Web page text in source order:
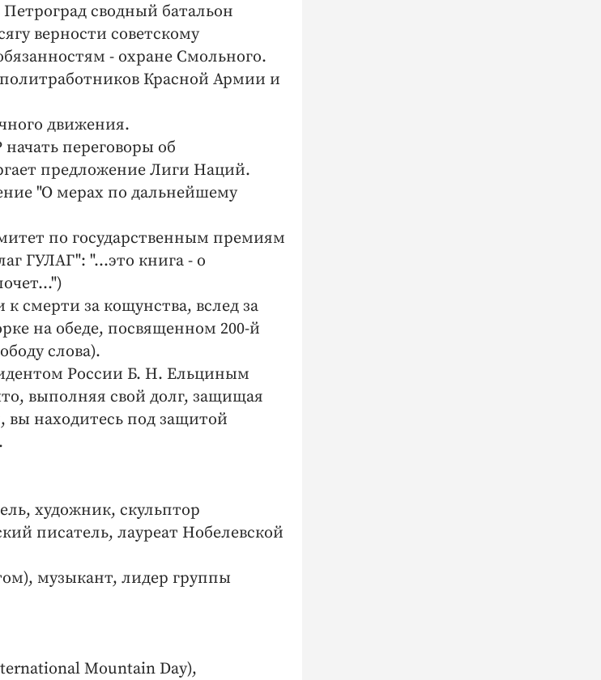
сводный батальон
верности советскому
- охране Смольного.
Красной Армии и
движения.
переговоры об
предложение Лиги Наций.
"О мерах по дальнейшему
по государственным премиям
ГУЛАГ": "...это книга - о
смерти за кощунства, вслед за
на обеде, посвященном 200-й
слова).
России Б. Н. Ельциным
выполняя свой долг, защищая
вы находитесь под защитой
художник, скульптор
писатель, лауреат Нобелевской
музыкант, лидер группы
Mountain Day),